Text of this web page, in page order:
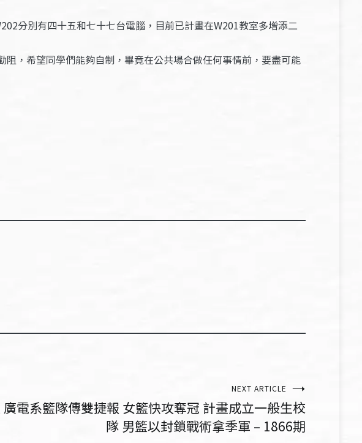
分別有四十五和七十七台電腦，目前已計畫在W201教室多增添二
，希望同學們能夠自制，畢竟在公共場合做任何事情前，要盡可能
NEXT ARTICLE
廣電系籃隊傳雙捷報 女籃快攻奪冠 計畫成立一般生校
隊 男籃以封鎖戰術拿季軍 – 1866期